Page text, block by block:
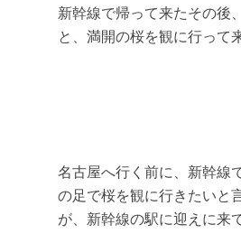
新幹線で帰って来たその後
と、満開の桜を観に行って
名古屋へ行く前に、新幹線
の足で桜を観に行きたいと
が、新幹線の駅に迎えに来